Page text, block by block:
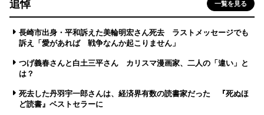
追悼 一覧を見る
長崎市出身・平和訴えた美輪明宏さん死去 ラストメッセージでも
訴え「愛があれば 戦争なんか起こりません」
つげ義春さんと白土三平さん カリスマ漫画家、二人の「違い」と
は？
死去した丹羽宇一郎さんは、経済界有数の読書家だった 『死ぬほ
ど読書』ベストセラーに